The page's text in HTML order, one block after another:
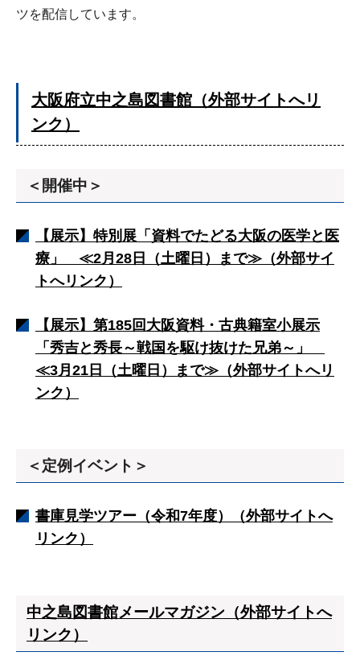
ツを配信しています。
大阪府立中之島図書館（外部サイトへリ
ンク）
＜開催中＞
【展示】特別展「資料でたどる大阪の医学と医
療」 ≪2月28日（土曜日）まで≫（外部サイ
トへリンク）
【展示】第185回大阪資料・古典籍室小展示
「秀吉と秀長～戦国を駆け抜けた兄弟～」
≪3月21日（土曜日）まで≫（外部サイトへリ
ンク）
＜定例イベント＞
書庫見学ツアー（令和7年度）（外部サイトへ
リンク）
中之島図書館メールマガジン（外部サイトへ
リンク）